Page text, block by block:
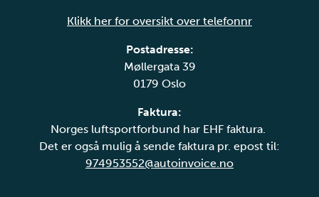
Klikk her for oversikt over telefonnr
Postadresse:
Møllergata 39
0179 Oslo
Faktura:
Norges luftsportforbund har EHF faktura.
Det er også mulig å sende faktura pr. epost til:
974953552@autoinvoice.no